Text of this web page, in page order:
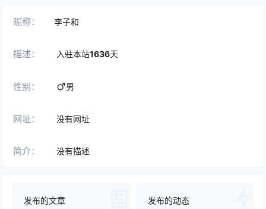
昵称： 李子和
描述： 入驻本站1636天
性别： 男
网址： 没有网址
简介： 没有描述
发布的文章 发布的动态